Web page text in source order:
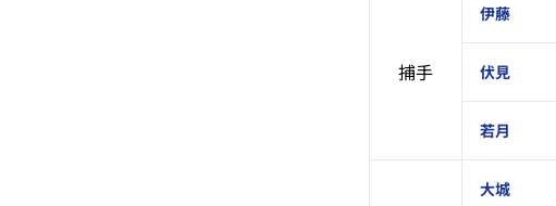
捕手
伊藤
伏見
若月
大城